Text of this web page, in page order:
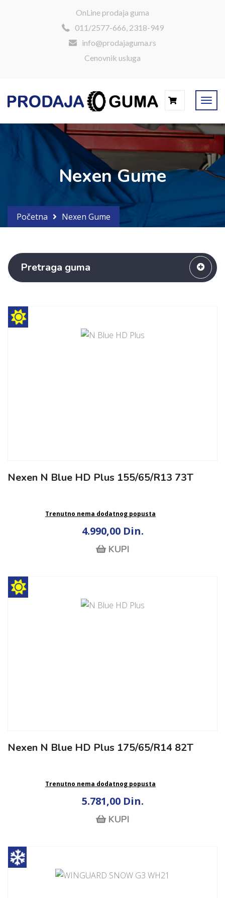
OnLine prodaja guma
011/2577-666, 2318-949
info@prodajaguma.rs
Cenovnik usluga
Nexen Gume
Početna Nexen Gume
Pretraga guma
Nexen N Blue HD Plus 155/65/R13 73T
Trenutno nema dodatnog popusta
4.990,00 Din.
KUPI
Nexen N Blue HD Plus 175/65/R14 82T
Trenutno nema dodatnog popusta
5.781,00 Din.
KUPI